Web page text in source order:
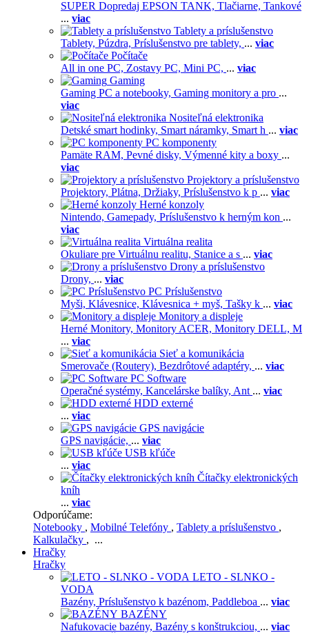
SUPER Dopredaj EPSON TANK, Tlačiarne, Tankové
... viac
Tablety a príslušenstvo
Tablety, Púzdra, Príslušenstvo pre tablety, ... viac
Počítače
All in one PC, Zostavy PC, Mini PC, ... viac
Gaming
Gaming PC a notebooky, Gaming monitory a pro ...
viac
Nositeľná elektronika
Detské smart hodinky, Smart náramky, Smart h ... viac
PC komponenty
Pamäte RAM, Pevné disky, Výmenné kity a boxy ...
viac
Projektory a príslušenstvo
Projektory, Plátna, Držiaky, Príslušenstvo k p ... viac
Herné konzoly
Nintendo, Gamepady, Príslušenstvo k herným kon ...
viac
Virtuálna realita
Okuliare pre Virtuálnu realitu, Stanice a s ... viac
Drony a príslušenstvo
Drony, ... viac
PC Príslušenstvo
Myši, Klávesnice, Klávesnica + myš, Tašky k ... viac
Monitory a displeje
Herné Monitory, Monitory ACER, Monitory DELL, M
... viac
Sieť a komunikácia
Smerovače (Routery), Bezdrôtové adaptéry, ... viac
PC Software
Operačné systémy, Kancelárske balíky, Ant ... viac
HDD externé
... viac
GPS navigácie
GPS navigácie, ... viac
USB kľúče
... viac
Čítačky elektronických
kníh
... viac
Odporúčame:
Notebooky , Mobilné Telefóny , Tablety a príslušenstvo ,
Kalkulačky , ...
Hračky
Hračky
LETO - SLNKO -
VODA
Bazény, Príslušenstvo k bazénom, Paddleboa ... viac
BAZÉNY
Nafukovacie bazény, Bazény s konštrukciou, ... viac